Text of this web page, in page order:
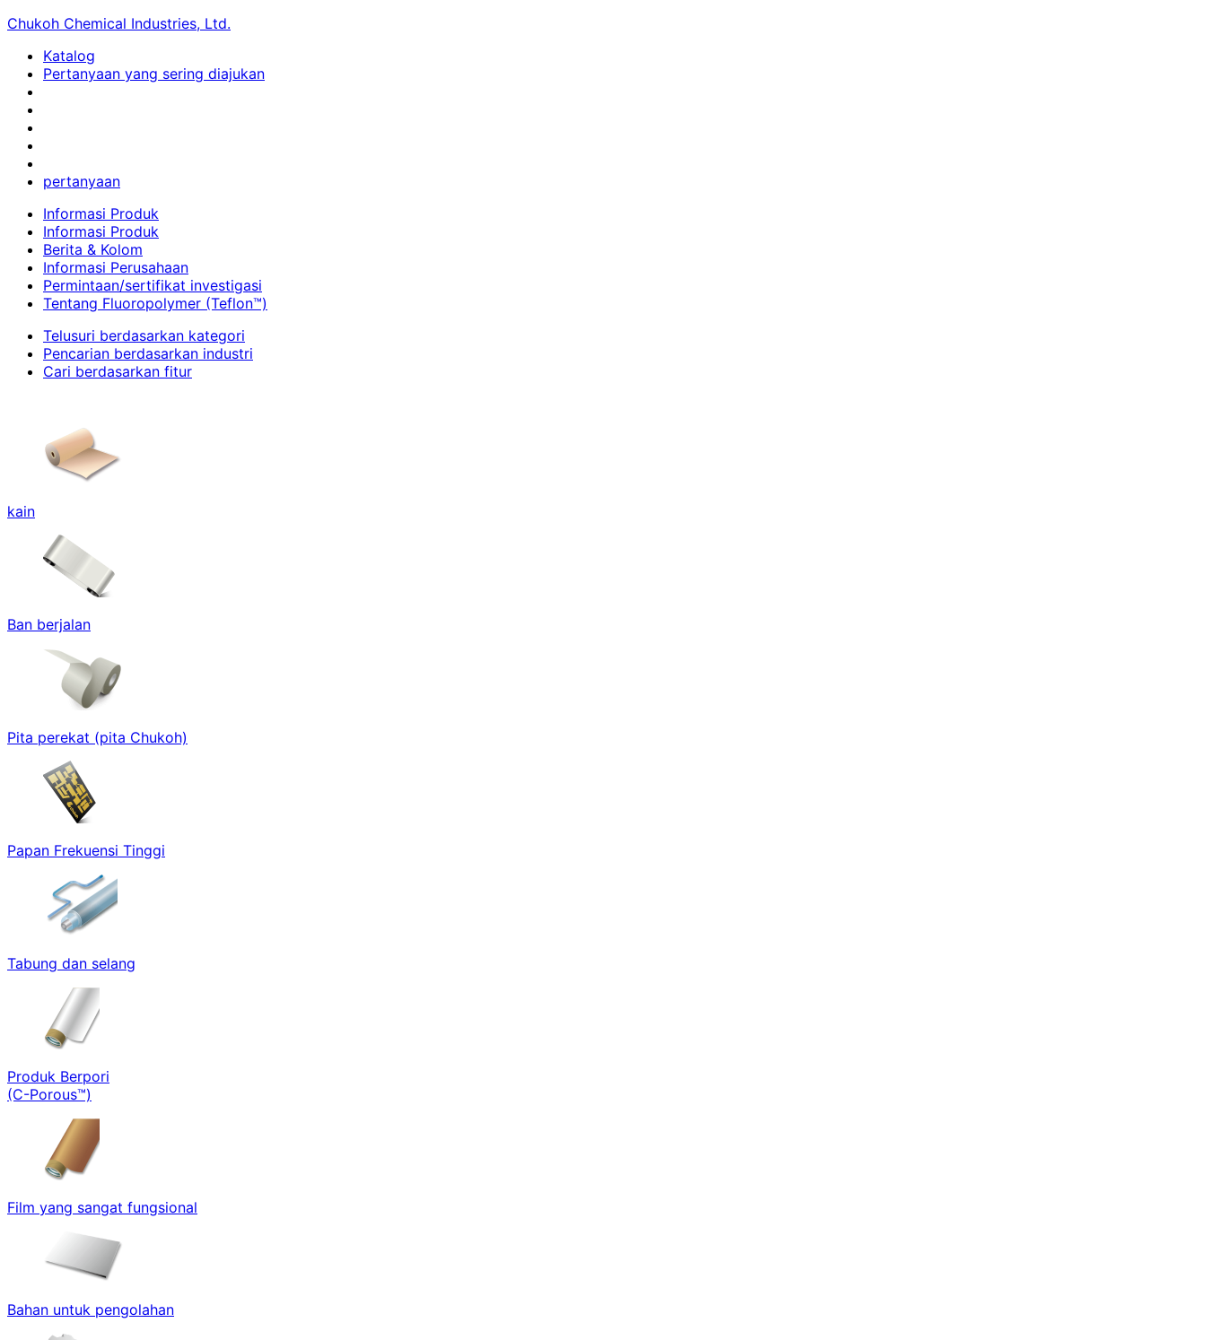
Chukoh Chemical Industries, Ltd.
Katalog
Pertanyaan yang sering diajukan
pertanyaan
Informasi Produk
Informasi Produk
Berita & Kolom
Informasi Perusahaan
Permintaan/sertifikat investigasi
Tentang Fluoropolymer (Teflon™)
Telusuri berdasarkan kategori
Pencarian berdasarkan industri
Cari berdasarkan fitur
kain
Ban berjalan
Pita perekat (pita Chukoh)
Papan Frekuensi Tinggi
Tabung dan selang
Produk Berpori
(C-Porous™)
Film yang sangat fungsional
Bahan untuk pengolahan